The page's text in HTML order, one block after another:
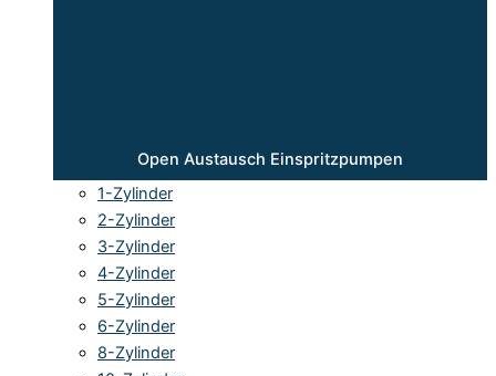
Open Austausch Einspritzpumpen
1-Zylinder
2-Zylinder
3-Zylinder
4-Zylinder
5-Zylinder
6-Zylinder
8-Zylinder